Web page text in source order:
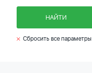
НАЙТИ
Сбросить все параметры